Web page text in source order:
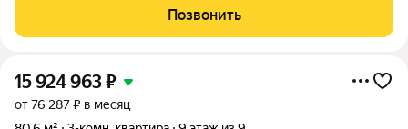
Тушино; 57 минут пешком до метро «Сходненская». Квартира
расположена на комфортном 3 этаже
Позвонить
15 924 963₽
от 76 287 ₽ в месяц